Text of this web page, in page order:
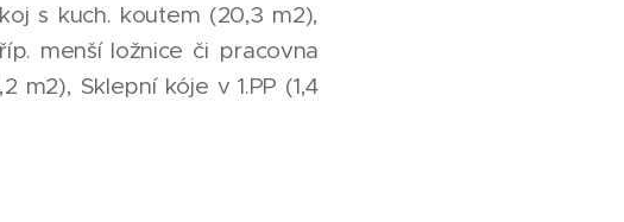
s kuch. koutem (20,3 m2),
menší ložnice či pracovna
m2), Sklepní kóje v 1.PP (1,4